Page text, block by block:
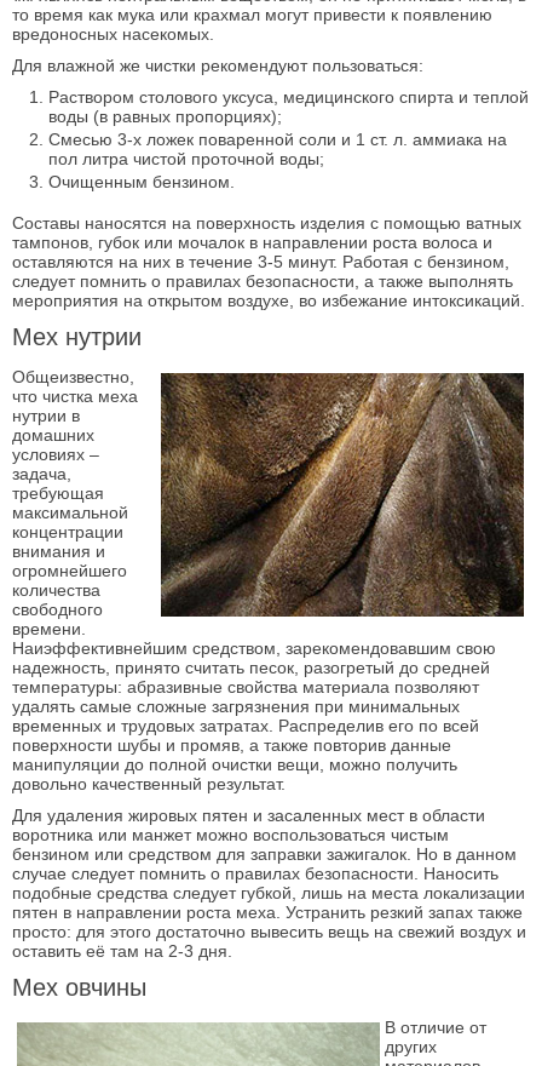
то время как мука или крахмал могут привести к появлению
вредоносных насекомых.
Для влажной же чистки рекомендуют пользоваться:
Раствором столового уксуса, медицинского спирта и теплой
воды (в равных пропорциях);
Смесью 3-х ложек поваренной соли и 1 ст. л. аммиака на
пол литра чистой проточной воды;
Очищенным бензином.
Составы наносятся на поверхность изделия с помощью ватных
тампонов, губок или мочалок в направлении роста волоса и
оставляются на них в течение 3-5 минут. Работая с бензином,
следует помнить о правилах безопасности, а также выполнять
мероприятия на открытом воздухе, во избежание интоксикаций.
Мех нутрии
Общеизвестно,
что чистка меха
нутрии в
домашних
условиях –
задача,
требующая
максимальной
концентрации
внимания и
огромнейшего
количества
свободного
времени.
Наиэффективнейшим средством, зарекомендовавшим свою
надежность, принято считать песок, разогретый до средней
температуры: абразивные свойства материала позволяют
удалять самые сложные загрязнения при минимальных
временных и трудовых затратах. Распределив его по всей
поверхности шубы и промяв, а также повторив данные
манипуляции до полной очистки вещи, можно получить
довольно качественный результат.
Для удаления жировых пятен и засаленных мест в области
воротника или манжет можно воспользоваться чистым
бензином или средством для заправки зажигалок. Но в данном
случае следует помнить о правилах безопасности. Наносить
подобные средства следует губкой, лишь на места локализации
пятен в направлении роста меха. Устранить резкий запах также
просто: для этого достаточно вывесить вещь на свежий воздух и
оставить её там на 2-3 дня.
Мех овчины
В отличие от
других